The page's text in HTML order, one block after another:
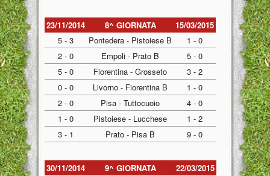
23/11/2014 8^ GIORNATA
15/03/2015
5 - 3
Pontedera - Pistoiese B
1 - 0
2 - 0
Empoli - Prato B
5 - 0
5 - 0
Fiorentina - Grosseto
3 - 2
0 - 0
Livorno - Fiorentina B
1 - 0
2 - 0
Pisa - Tuttocuoio
4 - 0
1 - 0
Pistoiese - Lucchese
1 - 2
3 - 1
Prato - Pisa B 9 - 0
30/11/2014 9^ GIORNATA 22/03/2015